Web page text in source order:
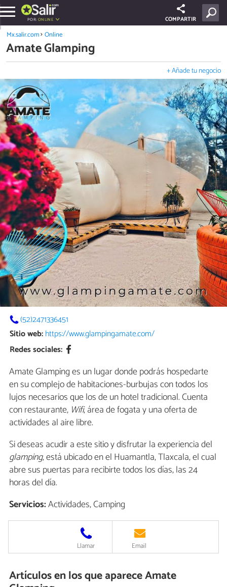
POR: ONLINE COMPARTIR
Mx.salir.com Online
Amate Glamping
+ Añade tu negocio
(52)2471336451
Sitio web:https://www.glampingamate.com/
Redes sociales:
Amate Glamping es un lugar donde podrás hospedarte
en su complejo de habitaciones-burbujas con todos los
lujos necesarios que los de un hotel tradicional. Cuenta
con restaurante, Wifi, área de fogata y una oferta de
actividades al aire libre.
Si deseas acudir a este sitio y disfrutar la experiencia del
glamping, está ubicado en el Huamantla, Tlaxcala, el cual
abre sus puertas para recibirte todos los días, las 24
horas del día.
Servicios:Actividades, Camping
Llamar Email
Artículos en los que aparece Amate